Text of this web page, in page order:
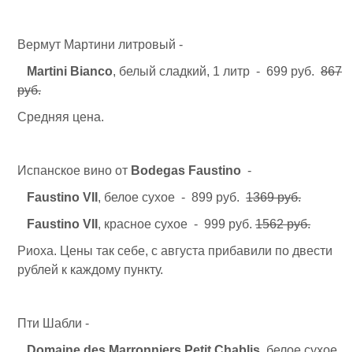
Вермут Мартини литровый -
Martini Bianco, белый сладкий, 1 литр - 699 руб. 867
руб.
Средняя цена.
Испанское вино от Bodegas Faustino -
Faustino VII , белое сухое - 899 руб. 1369 руб.
Faustino VII , красное сухое - 999 руб. 1562 руб.
Риоха. Цены так себе, с августа прибавили по двести
рублей к каждому пункту.
Пти Шабли -